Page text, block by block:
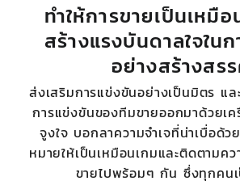
ทำให้การขายเป็นเหมื
สร้างแรงบันดาลใจใน
อย่างสร้างสร
ส่งเสริมการแข่งขันอย่างเป็นมิตร แล
การแข่งขันของทีมขายออกมาด้วยเ
จูงใจ บอกลาความจำเจที่น่าเบื่อด้ว
หมายให้เป็นเหมือนเกมและติดตามคว
ขายไปพร้อมๆ กัน ซึ่งทุกคน